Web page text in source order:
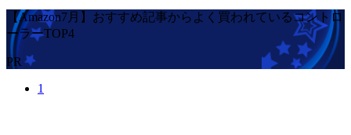
【Amazon7月】おすすめ記事からよく買われているコントロ
ーラーTOP4
PR
1